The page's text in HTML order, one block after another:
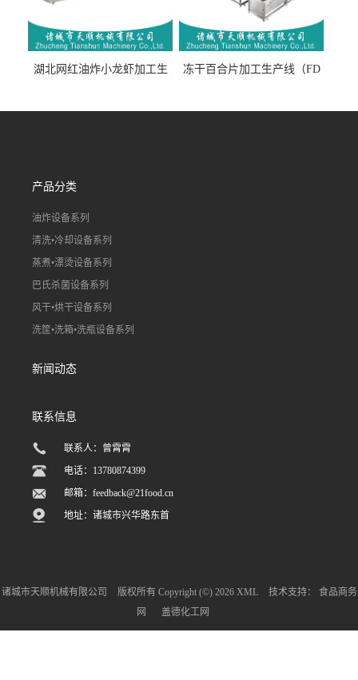
湖北网红油炸小龙虾加工生
线）
冻干百合片加工生产线（FD
线）
产品分类
油炸设备系列
清洗•冷却设备系列
蒸煮•漂烫设备系列
巴氏杀菌设备系列
风干•烘干设备系列
洗筐•洗箱•洗瓶设备系列
新闻动态
联系信息
联系人：曾霄霄
电话：13780874399
邮箱：feedback@21food.cn
地址：诸城市兴华路东首
诸城市天顺机械有限公司 版权所有 Copyright (©) 2026 XML 技术支持： 食品商务
网
盖德化工网